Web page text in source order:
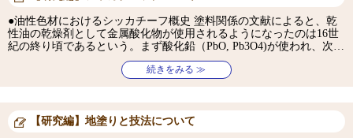
●油性色材におけるシッカチーフ概史 塗料関係の文献によると、乾
性油の乾燥剤として金属酸化物が使用されるようになったのは16世
紀の終り頃であるという。まず酸化鉛（PbO, Pb3O4)が使われ、次…
続きをみる ≫
【研究編】地塗りと技法について